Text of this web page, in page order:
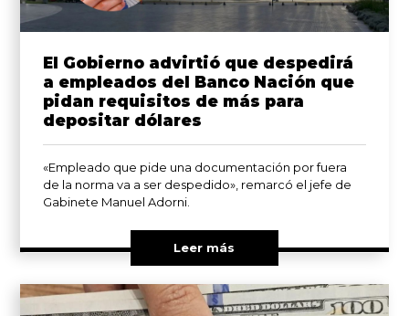
El Gobierno advirtió que despedirá
a empleados del Banco Nación que
pidan requisitos de más para
depositar dólares
«Empleado que pide una documentación por fuera
de la norma va a ser despedido», remarcó el jefe de
Gabinete Manuel Adorni.
Leer más